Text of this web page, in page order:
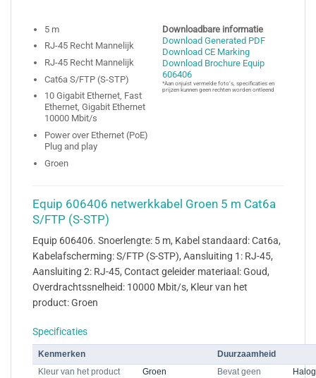
5 m
RJ-45 Recht Mannelijk
RJ-45 Recht Mannelijk
Cat6a S/FTP (S-STP)
10 Gigabit Ethernet, Fast
Ethernet, Gigabit Ethernet
10000 Mbit/s
Power over Ethernet (PoE)
Plug and play
Groen
Downloadbare informatie
Download Generated PDF
Download CE Marking
Download Brochure Equip
606406
*Aan onjuist vermelde foto’s, specificaties en
prijzen kunnen geen rechten worden ontleend
Equip 606406 netwerkkabel Groen 5 m Cat6a
S/FTP (S-STP)
Equip 606406. Snoerlengte: 5 m, Kabel standaard: Cat6a,
Kabelafscherming: S/FTP (S-STP), Aansluiting 1: RJ-45,
Aansluiting 2: RJ-45, Contact geleider materiaal: Goud,
Overdrachtssnelheid: 10000 Mbit/s, Kleur van het
product: Groen
Specificaties
Kenmerken
Duurzaamheid
Kleur van het product
Groen Bevat geen